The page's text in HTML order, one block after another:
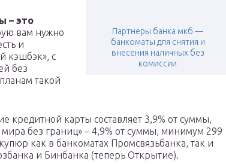
Партнеры банка мкб —
банкоматы для снятия и
внесения наличных без
комиссии
– это
вам нужно
и
кэшбэк», с
без
такой
кредитной карты составляет 3,9% от суммы,
без границ» – 4,9% от суммы, минимум 299
как в банкоматах Промсвязьбанка, так и
и Бинбанка (теперь Открытие).